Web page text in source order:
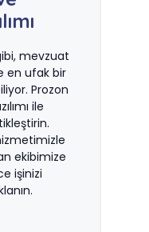
mevzuat
en ufak bir
Prozon
ile
ekibimize
işinizi